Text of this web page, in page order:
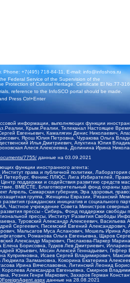
Phone: +7(495) 718-84-11, E-mail: info@infoshos.ru
Federal Service of the Supervision of the
Protection of Cultural Heritage. Certificate El No.77-
reference to the InfoSCO portal should be made.
Press Ctrl+Enter
информации, выполняющих функции
Крым.Реалии, Телеканал Настоящее
Евгеньевич, Камалягин Денис Николаевич,
Ярош Юлия Петровна, Чуракова Ольга
Илья Дмитриевич, Апухтина Юлия
Алеся Алексеевна, Долинина Ирина
7755/ данные на 03.09.2021
функции иностранного агента:
права и публичной политики,
Петербург, Феникс ПЛЮС, Лига Избирателей,
поддержки и содействия развитию средств
ВМЕСТЕ, Благотворительный фонд охраны
Апрель, Самарская губерния, Эра здоровья,
группа, Женщины Евразии, Рязанский
развития гражданских инициатив и социального
учреждение Совета Министров северных
прессы - Сибирь, Фонд поддержки
прессы, Институт Развития Свободы
Туровский Александр Алексеевич,
Сергеевич, Писемский Евгений
Мальсагов Муса Асланович, Мошель Ирина
Романова Ольга Евгеньевна, Щаров
Александр Маркович, Пислакова-Паркер
Елена Борисовна, Гудков Лев Дмитриевич,
Юрьевич, Мосин Алексей Геннадьевич,
Куприяновна, Исаев Сергей Владимирович,
Залмановна, Кокорина Екатерина
Ирина Вячеславовна, Литинский Леонид
Королева Александра Евгеньевна, Смирнов
Резник Генри Маркович, Захаров Герман
данные на 28.08.2021